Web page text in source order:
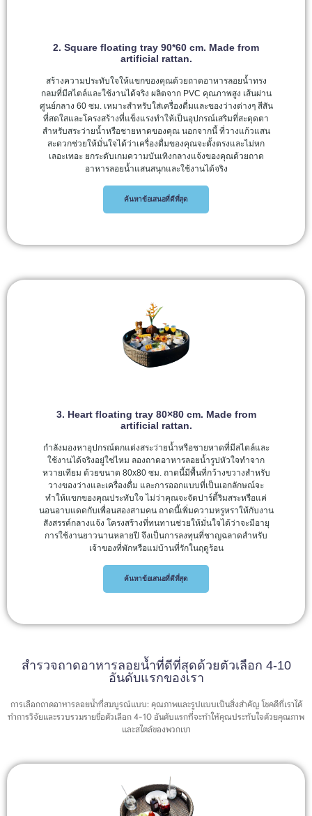
2. Square floating tray 90*60 cm. Made from
artificial rattan.
สร้างความประทับใจให้แขกของคุณด้วยถาดอาหารลอยน้ำทรง
กลมที่มีสไตล์และใช้งานได้จริง ผลิตจาก PVC คุณภาพสูง เส้นผ่าน
ศูนย์กลาง 60 ซม. เหมาะสำหรับใส่เครื่องดื่มและของว่างต่างๆ สีสัน
ที่สดใสและโครงสร้างที่แข็งแรงทำให้เป็นอุปกรณ์เสริมที่สะดุดตา
สำหรับสระว่ายน้ำหรือชายหาดของคุณ นอกจากนี้ ที่วางแก้วแสน
สะดวกช่วยให้มั่นใจได้ว่าเครื่องดื่มของคุณจะตั้งตรงและไม่หก
เลอะเทอะ ยกระดับเกมความบันเทิงกลางแจ้งของคุณด้วยถาด
อาหารลอยน้ำแสนสนุกและใช้งานได้จริง
ค้นหาข้อเสนอที่ดีที่สุด
3. Heart floating tray 80×80 cm. Made from
artificial rattan.
กำลังมองหาอุปกรณ์ตกแต่งสระว่ายน้ำหรือชายหาดที่มีสไตล์และ
ใช้งานได้จริงอยู่ใช่ไหม ลองถาดอาหารลอยน้ำรูปหัวใจทำจาก
หวายเทียม ด้วยขนาด 80x80 ซม. ถาดนี้มีพื้นที่กว้างขวางสำหรับ
วางของว่างและเครื่องดื่ม และการออกแบบที่เป็นเอกลักษณ์จะ
ทำให้แขกของคุณประทับใจ ไม่ว่าคุณจะจัดปาร์ตี้ริมสระหรือแค่
นอนอาบแดดกับเพื่อนสองสามคน ถาดนี้เพิ่มความหรูหราให้กับงาน
สังสรรค์กลางแจ้ง โครงสร้างที่ทนทานช่วยให้มั่นใจได้ว่าจะมีอายุ
การใช้งานยาวนานหลายปี จึงเป็นการลงทุนที่ชาญฉลาดสำหรับ
เจ้าของที่พักหรือแม่บ้านที่รักในฤดูร้อน
ค้นหาข้อเสนอที่ดีที่สุด
สำรวจถาดอาหารลอยน้ำที่ดีที่สุดด้วยตัวเลือก 4-10
อันดับแรกของเรา
การเลือกถาดอาหารลอยน้ำที่สมบูรณ์แบบ: คุณภาพและรูปแบบเป็นสิ่งสำคัญ โชคดีที่เราได้
ทำการวิจัยและรวบรวมรายชื่อตัวเลือก 4-10 อันดับแรกที่จะทำให้คุณประทับใจด้วยคุณภาพ
และสไตล์ของพวกเขา